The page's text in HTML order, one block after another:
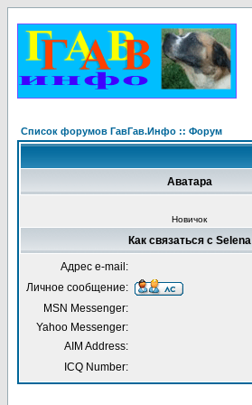
Список форумов ГавГав.Инфо :: Форум
Аватара
Новичок
Как связаться с Selena
Адрес e-mail:
Личное сообщение:
MSN Messenger:
Yahoo Messenger:
AIM Address:
ICQ Number: